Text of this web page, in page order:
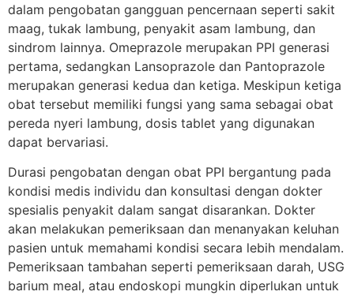
dalam pengobatan gangguan pencernaan seperti sakit
maag, tukak lambung, penyakit asam lambung, dan
sindrom lainnya. Omeprazole merupakan PPI generasi
pertama, sedangkan Lansoprazole dan Pantoprazole
merupakan generasi kedua dan ketiga. Meskipun ketiga
obat tersebut memiliki fungsi yang sama sebagai obat
pereda nyeri lambung, dosis tablet yang digunakan
dapat bervariasi.
Durasi pengobatan dengan obat PPI bergantung pada
kondisi medis individu dan konsultasi dengan dokter
spesialis penyakit dalam sangat disarankan. Dokter
akan melakukan pemeriksaan dan menanyakan keluhan
pasien untuk memahami kondisi secara lebih mendalam.
Pemeriksaan tambahan seperti pemeriksaan darah, USG
barium meal, atau endoskopi mungkin diperlukan untuk